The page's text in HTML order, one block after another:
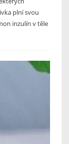
plní svou
inzulín v těle